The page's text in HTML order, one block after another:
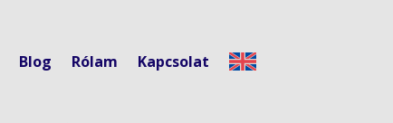
Blog Rólam Kapcsolat